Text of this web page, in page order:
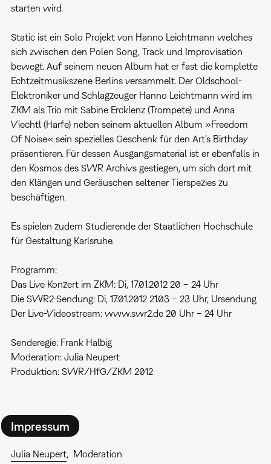
starten wird.
Static ist ein Solo Projekt von Hanno Leichtmann welches
sich zwischen den Polen Song, Track und Improvisation
bewegt. Auf seinem neuen Album hat er fast die komplette
Echtzeitmusikszene Berlins versammelt. Der Oldschool-
Elektroniker und Schlagzeuger Hanno Leichtmann wird im
ZKM als Trio mit Sabine Ercklenz (Trompete) und Anna
Viechtl (Harfe) neben seinem aktuellen Album »Freedom
Of Noise« sein spezielles Geschenk für den Art’s Birthday
präsentieren. Für dessen Ausgangsmaterial ist er ebenfalls in
den Kosmos des SWR Archivs gestiegen, um sich dort mit
den Klängen und Geräuschen seltener Tierspezies zu
beschäftigen.
Es spielen zudem Studierende der Staatlichen Hochschule
für Gestaltung Karlsruhe.
Programm:
Das Live Konzert im ZKM: Di, 17.01.2012 20 – 24 Uhr
Die SWR2-Sendung: Di, 17.01.2012 21.03 – 23 Uhr, Ursendung
Der Live-Videostream: www.swr2.de 20 Uhr – 24 Uhr
Senderegie: Frank Halbig
Moderation: Julia Neupert
Produktion: SWR/HfG/ZKM 2012
Impressum
Julia Neupert Moderation